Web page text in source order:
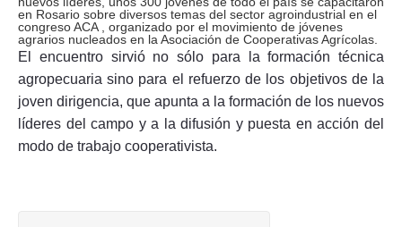
en Rosario sobre diversos temas del sector agroindustrial en el
congreso ACA , organizado por el movimiento de jóvenes
agrarios nucleados en la Asociación de Cooperativas Agrícolas.
El encuentro sirvió no sólo para la formación técnica
agropecuaria sino para el refuerzo de los objetivos de la
joven dirigencia, que apunta a la formación de los nuevos
líderes del campo y a la difusión y puesta en acción del
modo de trabajo cooperativista.